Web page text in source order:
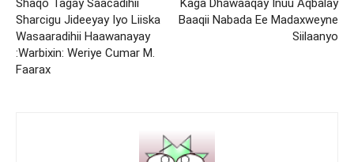
Shaqo Tagay Saacadihii
Sharcigu Jideeyay Iyo Liiska
Wasaaradihii Haawanayay
:Warbixin: Weriye Cumar M.
Faarax
Kaga Dhawaaqay Inuu Aqbalay
Baaqii Nabada Ee Madaxweyne
Siilaanyo